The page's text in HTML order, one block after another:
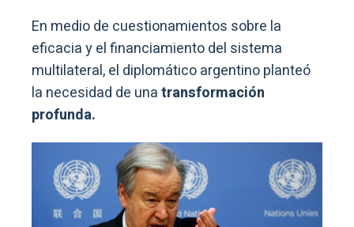
En medio de cuestionamientos sobre la
eficacia y el financiamiento del sistema
multilateral, el diplomático argentino planteó
la necesidad de unatransformación
profunda.